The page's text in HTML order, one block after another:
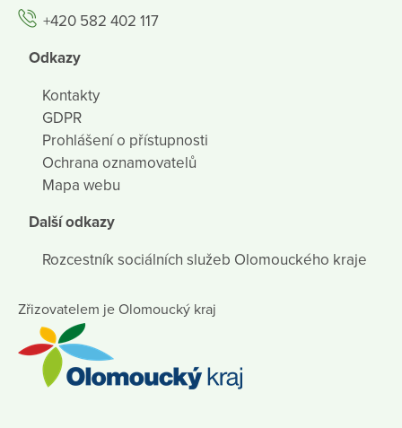
+420 582 402 117
Odkazy
Kontakty
GDPR
Prohlášení o přístupnosti
Ochrana oznamovatelů
Mapa webu
Další odkazy
Rozcestník sociálních služeb Olomouckého kraje
Zřizovatelem je Olomoucký kraj